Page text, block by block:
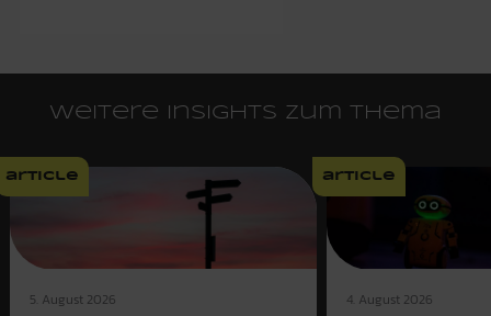
Weitere Insights zum Thema
article
5. August 2026
article
4. August 2026